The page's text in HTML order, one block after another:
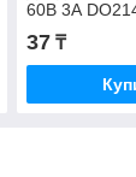
60В 3А
37₸